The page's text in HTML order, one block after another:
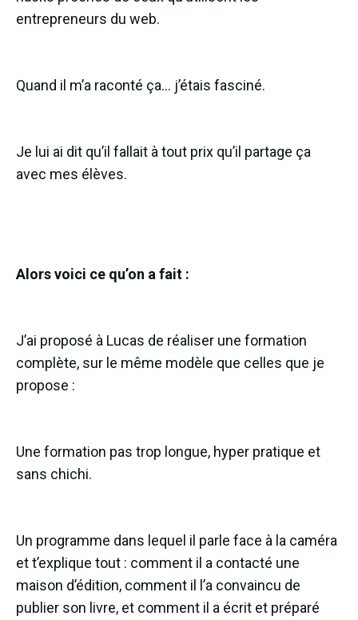
entrepreneurs du web.
Quand il m’a raconté ça… j’étais fasciné.
Je lui ai dit qu’il fallait à tout prix qu’il partage ça
avec mes élèves.
Alors voici ce qu’on a fait :
J’ai proposé à Lucas de réaliser une formation
complète, sur le même modèle que celles que je
propose :
Une formation pas trop longue, hyper pratique et
sans chichi.
Un programme dans lequel il parle face à la caméra
et t’explique tout : comment il a contacté une
maison d’édition, comment il l’a convaincu de
publier son livre, et comment il a écrit et préparé